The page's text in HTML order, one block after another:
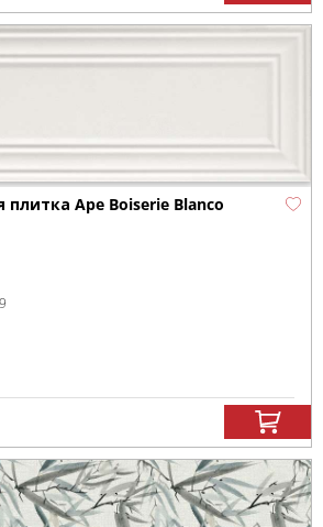
плитка Ape Boiserie Blanco